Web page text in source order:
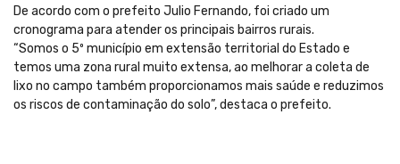
De acordo com o prefeito Julio Fernando, foi criado um
cronograma para atender os principais bairros rurais.
“Somos o 5º município em extensão territorial do Estado e
temos uma zona rural muito extensa, ao melhorar a coleta de
lixo no campo também proporcionamos mais saúde e reduzimos
os riscos de contaminação do solo”, destaca o prefeito.